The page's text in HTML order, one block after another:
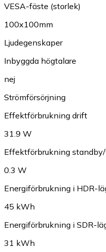
VESA-fäste (storlek)
100x100mm
Ljudegenskaper
Inbyggda högtalare
nej
Strömförsörjning
Effektförbrukning drift
31.9 W
Effektförbrukning
0.3 W
Energiförbrukning i HDR-
45 kWh
Energiförbrukning i SDR-
31 kWh